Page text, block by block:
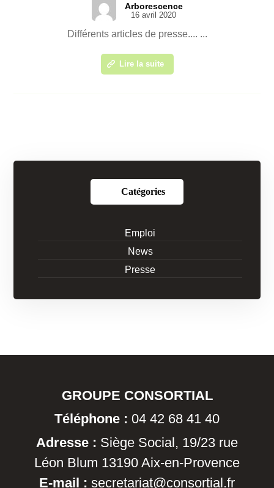
Arborescence
16 avril 2020
Différents articles de presse.... ...
Lire la suite
Catégories
Emploi
News
Presse
GROUPE CONSORTIAL
Téléphone : 04 42 68 41 40
Adresse : Siège Social, 19/23 rue
Léon Blum 13190 Aix-en-Provence
E-mail : secretariat@consortial.fr